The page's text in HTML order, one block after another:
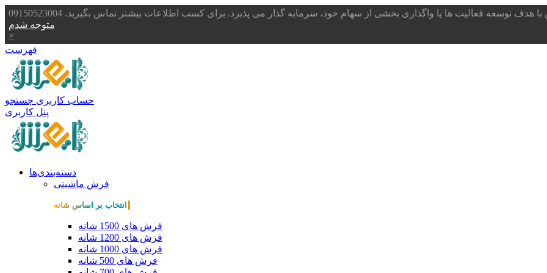
با هدف توسعه فعالیت ها یا واگذاری بخشی از سهام خود، سرمایه گذار می پذیرد. برای کسب اطلاعات بیشتر تماس بگیرید. 09150523004
متوجه شدم
×
فهرست
حساب کاربری جستجو
پنل کاربری
دسته‌بندی‌ها
فرش ماشینی
انتخاب بر اساس شانه
فرش های 1500 شانه
فرش های 1200 شانه
فرش های 1000 شانه
فرش های 500 شانه